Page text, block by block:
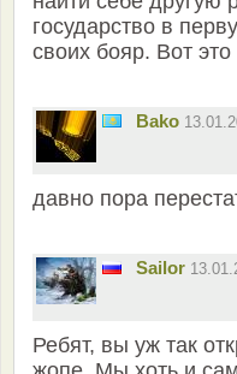
государство в
своих бояр. Вот
Bako
давно пора
Sailor
Ребят, вы уж так